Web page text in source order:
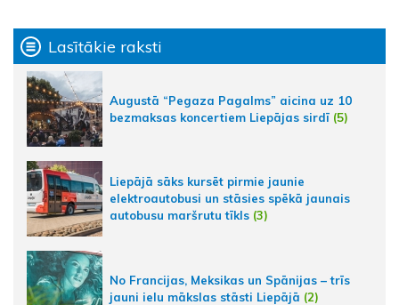
Lasītākie raksti
Augustā “Pegaza Pagalms” aicina uz 10
bezmaksas koncertiem Liepājas sirdī (5)
Liepājā sāks kursēt pirmie jaunie
elektroautobusi un stāsies spēkā jaunais
autobusu maršrutu tīkls (3)
No Francijas, Meksikas un Spānijas – trīs
jauni ielu mākslas stāsti Liepājā (2)